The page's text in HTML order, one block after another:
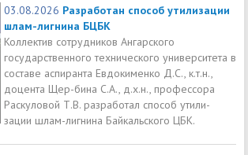
03.08.2026 Разработан способ утилизации
шлам-лигнина БЦБК
Коллектив сотрудников Ангарского
государственного технического университета в
составе аспиранта Евдокименко Д.С., к.т.н.,
доцента Щер-бина С.А., д.х.н., профессора
Раскуловой Т.В. разработал способ утили-
зации шлам-лигнина Байкальского ЦБК.